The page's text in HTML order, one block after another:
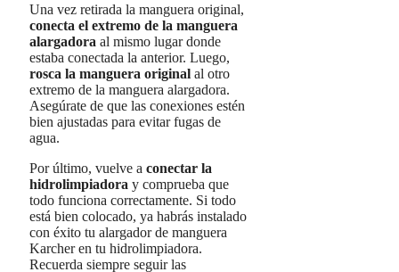
Una vez retirada la manguera original,
conecta el extremo de la manguera
alargadora al mismo lugar donde
estaba conectada la anterior. Luego,
rosca la manguera original al otro
extremo de la manguera alargadora.
Asegúrate de que las conexiones estén
bien ajustadas para evitar fugas de
agua.
Por último, vuelve a conectar la
hidrolimpiadora y comprueba que
todo funciona correctamente. Si todo
está bien colocado, ya habrás instalado
con éxito tu alargador de manguera
Karcher en tu hidrolimpiadora.
Recuerda siempre seguir las